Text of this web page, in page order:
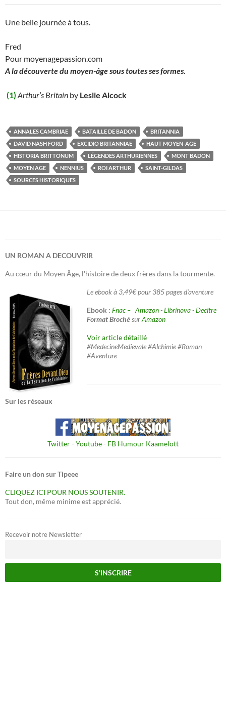
Une belle journée à tous.
Fred
Pour moyenagepassion.com
A la découverte du moyen-âge sous toutes ses formes.
(1) Arthur’s Britain by Leslie Alcock
ANNALES CAMBRIAE BATAILLE DE BADON
BRITANNIA
DAVID NASH FORD
EXCIDIO BRITANNIAE
HAUT MOYEN-AGE
HISTORIA BRITTONUM
LÉGENDES ARTHURIENNES
MONT BADON
MOYEN AGE
NENNIUS ROI ARTHUR
SAINT-GILDAS
SOURCES HISTORIQUES
UN ROMAN A DECOUVRIR
Au cœur du Moyen Âge, l'histoire de deux frères dans la tourmente.
Le ebook à 3,49€ pour 385 pages d'aventure
Ebook : Fnac – Amazon-Librinova-Decitre
Format BrochésurAmazon
Voir article détaillé
#MedecineMedievale #Alchimie #Roman
#Aventure
Sur les réseaux
Twitter- Youtube- FB Humour Kaamelott
Faire un don sur Tipeee
CLIQUEZ ICI POUR NOUS SOUTENIR.
Tout don, même minime est apprécié.
Recevoir notre Newsletter